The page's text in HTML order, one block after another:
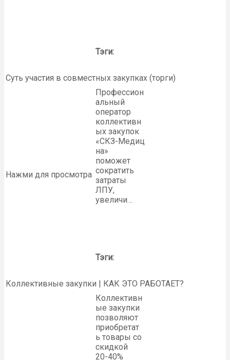
Тэги:
Суть участия в совместных закупках (торги)
Нажми для просмотра
Профессион
альный
оператор
коллективн
ых закупок
«СКЗ-Медиц
на»
поможет
сократить
затраты
ЛПУ,
увеличи…
Тэги:
Коллективные закупки | КАК ЭТО РАБОТАЕТ?
Коллективн
ые закупки
позволяют
приобретат
ь товары со
скидкой
20-40%